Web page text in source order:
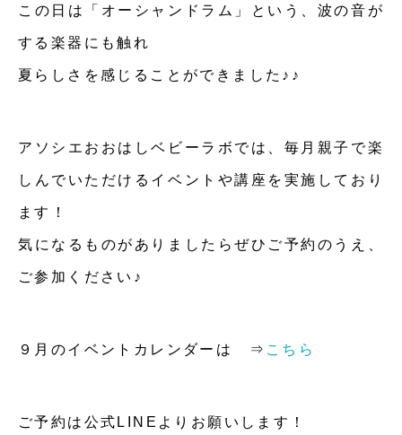
この日は「オーシャンドラム」という、波の音が
する楽器にも触れ
夏らしさを感じることができました♪♪
アソシエおおはしベビーラボでは、毎月親子で楽
しんでいただけるイベントや講座を実施しており
ます！
気になるものがありましたらぜひご予約のうえ、
ご参加ください♪
９月のイベントカレンダーは ⇒ こちら
ご予約は公式LINEよりお願いします！